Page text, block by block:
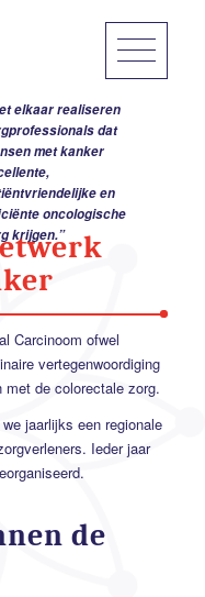
elkaar realiseren
dat
met kanker
en
oncologische
krijgen.”
Carcinoom ofwel
vertegenwoordiging
de colorectale zorg.
jaarlijks een regionale
Ieder jaar
de